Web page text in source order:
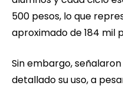
500 pesos, lo que
aproximado de 184 mil
Sin embargo,
detallado su uso, a